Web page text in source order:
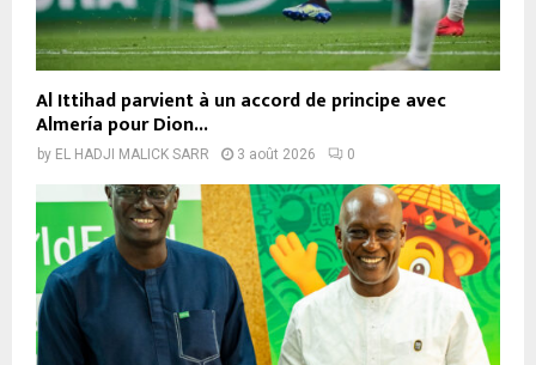
Al Ittihad parvient à un accord de principe avec
Almería pour Dion...
by EL HADJI MALICK SARR 3 août 2026 0